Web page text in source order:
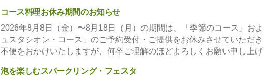
コース料理お休み期間のお知らせ
2026年8月8日（金）〜8月18日（月）の期間は、「季節のコース」お
ュスタシオン・コース」のご予約受付・ご提供をお休みさせていただ
不便をおかけいたしますが、何卒ご理解のほどよろしくお願い申し上
泡を楽しむスパークリング・フェスタ